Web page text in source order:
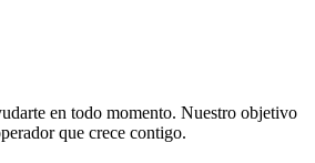
en todo momento. Nuestro objetivo
que crece contigo.